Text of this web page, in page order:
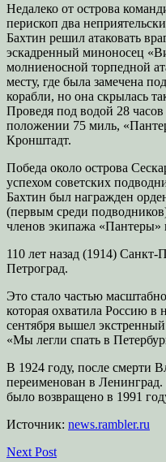
Недалеко от острова
перископ два
Бахтин решил атаковать
эскадренный миноносец
молниеносной торпедной
месту, где была замечена
корабли, но она скрылась
Проведя под водой 28
положении 75 миль,
Кронштадт.
Победа около острова
успехом советских
Бахтин был награжден
(первым среди
членов экипажа
110 лет назад (1914)
Петроград.
Это стало частью
которая охватила Россию
сентября вышел
«Мы легли спать в
В 1924 году, после смерти
переименован в Ленинград.
было возвращено в 1991
Источник: news.rambler.ru
Next Post